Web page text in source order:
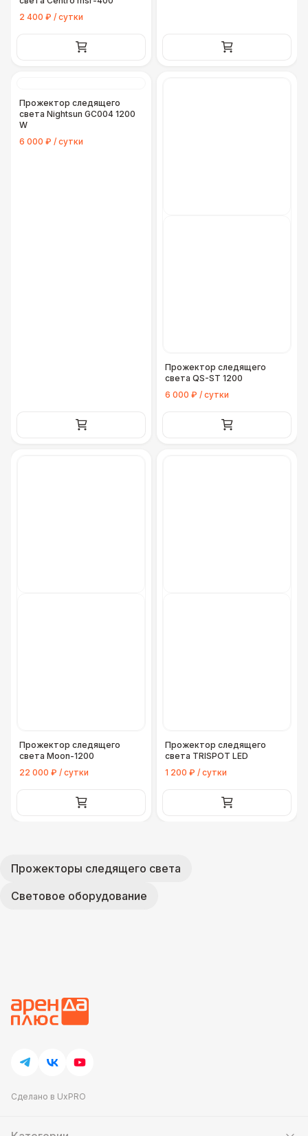
2 400 ₽ / сутки
Прожектор следящего
света Nightsun GC004 1200
W
6 000 ₽ / сутки
Прожектор следящего
света QS-ST 1200
6 000 ₽ / сутки
Прожектор следящего
света Moon-1200
22 000 ₽ / сутки
Прожектор следящего
света TRISPOT LED
1 200 ₽ / сутки
Прожекторы следящего света
Световое оборудование
Сделано в UxPRO